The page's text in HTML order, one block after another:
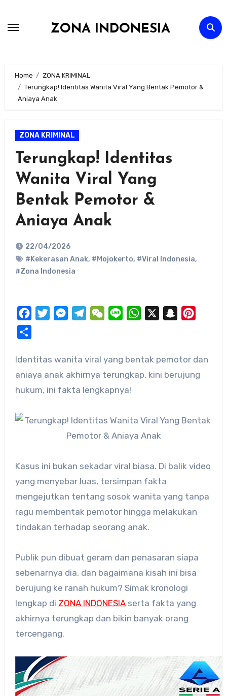
ZONA INDONESIA
Home
ZONA KRIMINAL
Terungkap! Identitas Wanita Viral Yang Bentak Pemotor &
Aniaya Anak
ZONA KRIMINAL
Terungkap! Identitas
Wanita Viral Yang
Bentak Pemotor &
Aniaya Anak
22/04/2026
#Kekerasan Anak, #Mojokerto, #Viral Indonesia,
#Zona Indonesia
FacebookTwitterMessengerTelegramWeChat
Line WhatsApp Snapchat
Identitas wanita viral yang bentak pemotor dan
aniaya anak akhirnya terungkap, kini berujung
hukum, ini fakta lengkapnya!
Kasus ini bukan sekadar viral biasa. Di balik video
yang menyebar luas, tersimpan fakta
mengejutkan tentang sosok wanita yang tanpa
ragu membentak pemotor hingga melakukan
tindakan terhadap seorang anak.
Publik pun dibuat geram dan penasaran siapa
sebenarnya dia, dan bagaimana kisah ini bisa
berujung ke ranah hukum? Simak kronologi
lengkap di ZONA INDONESIAserta fakta yang
akhirnya terungkap dan bikin banyak orang
tercengang.